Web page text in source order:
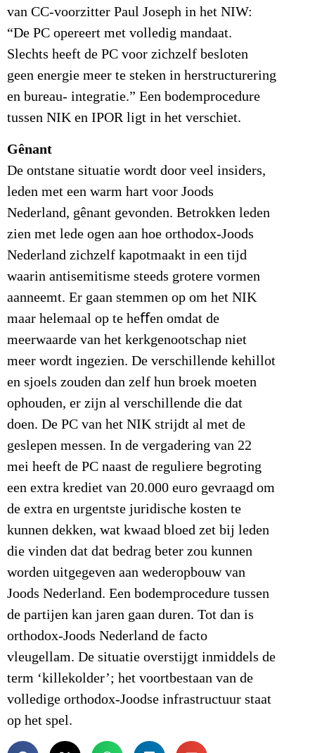
van CC-voorzitter Paul Joseph in het NIW:
“De PC opereert met volledig mandaat.
Slechts heeft de PC voor zichzelf besloten
geen energie meer te steken in herstructurering
en bureau- integratie.” Een bodemprocedure
tussen NIK en IPOR ligt in het verschiet.
Gênant
De ontstane situatie wordt door veel insiders,
leden met een warm hart voor Joods
Nederland, gênant gevonden. Betrokken leden
zien met lede ogen aan hoe orthodox-Joods
Nederland zichzelf kapotmaakt in een tijd
waarin antisemitisme steeds grotere vormen
aanneemt. Er gaan stemmen op om het NIK
maar helemaal op te heﬀen omdat de
meerwaarde van het kerkgenootschap niet
meer wordt ingezien. De verschillende kehillot
en sjoels zouden dan zelf hun broek moeten
ophouden, er zijn al verschillende die dat
doen. De PC van het NIK strijdt al met de
geslepen messen. In de vergadering van 22
mei heeft de PC naast de reguliere begroting
een extra krediet van 20.000 euro gevraagd om
de extra en urgentste juridische kosten te
kunnen dekken, wat kwaad bloed zet bij leden
die vinden dat dat bedrag beter zou kunnen
worden uitgegeven aan wederopbouw van
Joods Nederland. Een bodemprocedure tussen
de partijen kan jaren gaan duren. Tot dan is
orthodox-Joods Nederland de facto
vleugellam. De situatie overstijgt inmiddels de
term ‘killekolder’; het voortbestaan van de
volledige orthodox-Joodse infrastructuur staat
op het spel.